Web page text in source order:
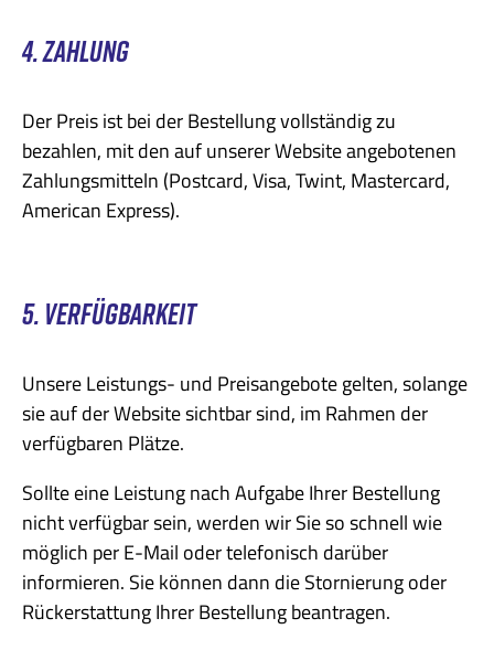
4. ZAHLUNG
Der Preis ist bei der Bestellung vollständig zu
bezahlen, mit den auf unserer Website angebotenen
Zahlungsmitteln (Postcard, Visa, Twint, Mastercard,
American Express).
5. VERFÜGBARKEIT
Unsere Leistungs- und Preisangebote gelten, solange
sie auf der Website sichtbar sind, im Rahmen der
verfügbaren Plätze.
Sollte eine Leistung nach Aufgabe Ihrer Bestellung
nicht verfügbar sein, werden wir Sie so schnell wie
möglich per E-Mail oder telefonisch darüber
informieren. Sie können dann die Stornierung oder
Rückerstattung Ihrer Bestellung beantragen.